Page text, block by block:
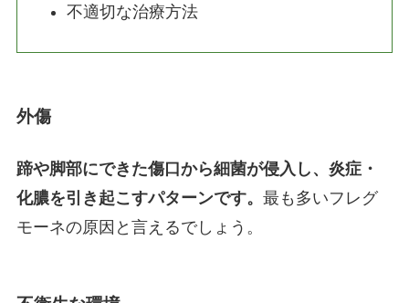
不適切な治療方法
外傷
蹄や脚部にできた傷口から細菌が侵入し、炎症・
化膿を引き起こすパターンです。 最も多いフレグ
モーネの原因と言えるでしょう。